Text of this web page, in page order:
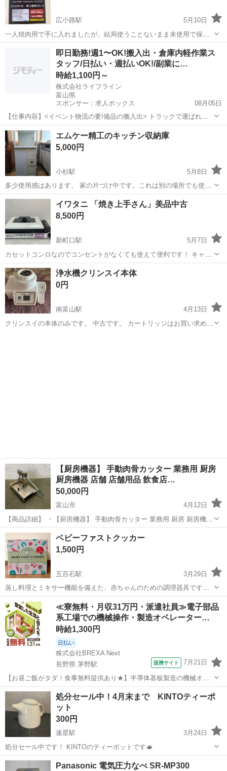
広小路駅
5月10日
一人焼肉用で手に入れましたが、結局使うことないまま未使用で保管
しています。 家庭用電源で使用でき、サイズはだいたい横30センチ、
幅10センチ、高さ10センチです。 宜しくお願いします。
高岡市 広小路駅 キッチン家電 一人焼肉
即日勤務!週1〜OK!搬入出・倉庫内軽作業ス
タッフ/日払い・週払いOK!/副業に…
時給1,100円～
株式会社ライフライン
富山県
スポンサー：求人ボックス
08月05日
【仕事内容】<イベント物流の要!備品の搬入出> トラックで運ばれて
きたイベント機材や備品を会場内に運び入れたり(搬入)、 終了後にト
ラックへ積み込んだり(搬出)するお仕事です。 <働きやすいポイント>
・接客なし&裏方作業!モクモ...
アルバイト・パート
エムケー精工のキッチン収納庫
5,000円
小杉駅
5月8日
多少使用感はあります。 家の片づけ中です。これは別の場所でも使っ
てもいいと思ってますので値段は多少高目に設定してます。 同じ型を
新品で買うと2万円以上します。 高岡市、射水市、富山市、砺波市、
氷見市辺りで持ってくことも可能...
富山 射水市 小杉駅 キッチン家電 エムケー精工
イワタニ 「焼き上手さん」美品中古
8,500円
新町口駅
5月7日
カセットコンロなのでコンセントがなくても使えて便利です！ キャン
プやバーベキューでも便利だと思います☆ 災害時にもあると安心で
す。 #アウトドア #キャンプ #災害 #バーベキュー
富山 射水市 新町口駅 キッチン家電
浄水機クリンスイ本体
0円
南富山駅
4月13日
クリンスイの本体のみです。 中古です。 カートリッジはお買い求め下
【厨房機器】 手動肉骨カッター 業務用 厨房
厨房機器 店舗 店舗用品 飲食店…
50,000円
富山市
4月12日
【商品詳細】 ・【厨房機器】 手動肉骨カッター 業務用 厨房 厨房機器
店舗 店舗用品 飲食店 骨チョッパー 骨切り機 A1948 ・サイズ（約）高
さ33.5cm × 幅32cm x 奥行48cm 重量22....
富山 富山市 キッチン家電
ベビーファストクッカー
1,500円
五百石駅
3月29日
蒸し料理とミキサー機能を備えた、赤ちゃんのための調理器具です。
簡単操作で2品同時に離乳食を作れます。 - 商品名: BABY FAST
COOKER - サイズ: 210×210×210mm - 重量: 約1.2kg - ...
富山 中新川郡 五百石駅 キッチン家電 ミキサー
≪寮無料・月収31万円・派遣社員≫電子部品
系工場での機械操作・製造オペレーター…
時給1,300円
日払い
株式会社BREXA Next
長野県 茅野駅
提携サイト 7月21日
【お昼ご飯がタダ！食事無料提供あり★】半導体基板製造の機械オペ
レーターや検査作業！未経験活躍中★カップル＆友達同士の応募OK！
赴任旅費会社負担★嬉しい無料送迎◎正社員登用制度あり！マイカー
通勤OK！無料駐車場完備！《長野県茅...
長野 茅野市 茅野駅 その他
処分セール中！4月末まで KINTOティーポ
ット
300円
速星駅
3月24日
処分セール中です！ KINTOのティーポットです🫖
富山 富山市 キッチン家電
Panasonic 電気圧力なべ SR-MP300